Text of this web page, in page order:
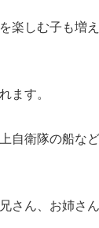
楽しむ子も増
ます。
自衛隊の船な
さん、お姉さ